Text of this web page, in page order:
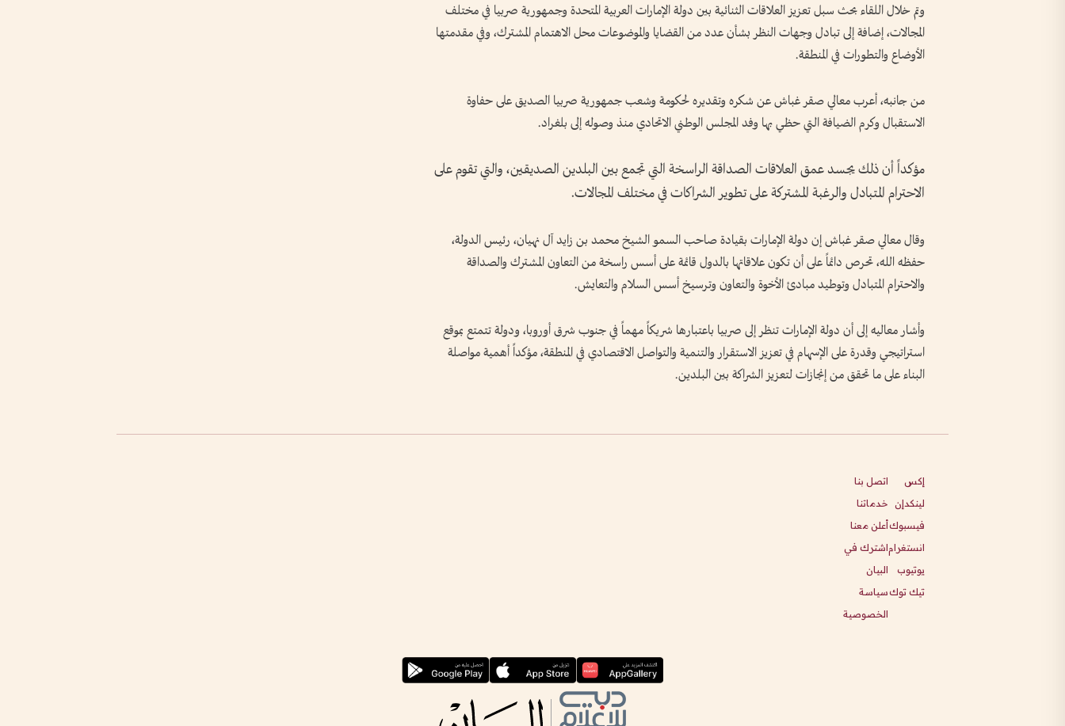
وتم خلال اللقاء بحث سبل تعزيز العلاقات الثنائية بين دولة الإمارات العربية المتحدة وجمهورية صربيا في مختلف
المجالات، إضافة إلى تبادل وجهات النظر بشأن عدد من القضايا والموضوعات محل الاهتمام المشترك، وفي مقدمتها
الأوضاع والتطورات في المنطقة.
من جانبه، أعرب معالي صقر غباش عن شكره وتقديره لحكومة وشعب جمهورية صربيا الصديق على حفاوة
الاستقبال وكرم الضيافة التي حظي بها وفد المجلس الوطني الاتحادي منذ وصوله إلى بلغراد.
مؤكداً أن ذلك يجسد عمق العلاقات الصداقة الراسخة التي تجمع بين البلدين الصديقين، والتي تقوم على
الاحترام المتبادل والرغبة المشتركة على تطوير الشراكات في مختلف المجالات.
وقال معالي صقر غباش إن دولة الإمارات بقيادة صاحب السمو الشيخ محمد بن زايد آل نهيان، رئيس الدولة،
حفظه الله، تحرص دائماً على أن تكون علاقاتها بالدول قائمة على أسس راسخة من التعاون المشترك والصداقة
والاحترام المتبادل وتوطيد مبادئ الأخوة والتعاون وترسيخ أسس السلام والتعايش.
وأشار معاليه إلى أن دولة الإمارات تنظر إلى صربيا باعتبارها شريكاً مهماً في جنوب شرق أوروبا، ودولة تتمتع بموقع
استراتيجي وقدرة على الإسهام في تعزيز الاستقرار والتنمية والتواصل الاقتصادي في المنطقة، مؤكداً أهمية مواصلة
البناء على ما تحقق من إنجازات لتعزيز الشراكة بين البلدين.
إكس
لينكدإن
فيسبوك
انستغرام
يوتيوب
تيك توك
اتصل بنا
خدماتنا
أعلن معنا
اشترك في
البيان
سياسة
الخصوصية